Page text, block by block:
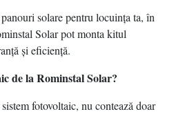
solare pentru locuinţa ta, în
Solar pot monta kitul
şi eficienţă.
de la Rominstal Solar?
fotovoltaic, nu contează doar